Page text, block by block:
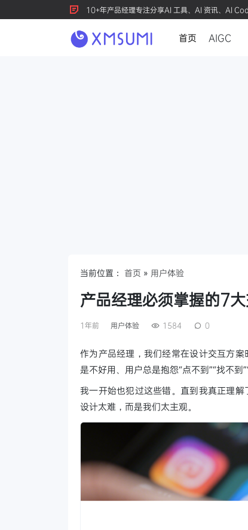
10+年产品经理专注分享AI 工具、AI 资讯、AI
首页 AIGC
当前位置： 首页 » 用户体验
产品经理必须掌握的7
1年前 用户体验 1584 0
作为产品经理，我们经常在设计交互方
是不好用、用户总是抱怨“点不到”“找不到
我一开始也犯过这些错。直到我真正理
设计太难，而是我们太主观。